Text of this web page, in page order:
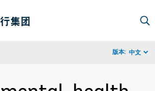
版本: 中文